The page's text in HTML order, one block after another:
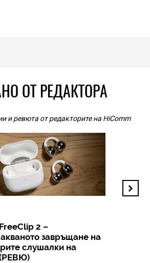
ОТ РЕДАКТОРА
и ревюта от редакторите на HiComm
2 –
завръщане на
слушалки на